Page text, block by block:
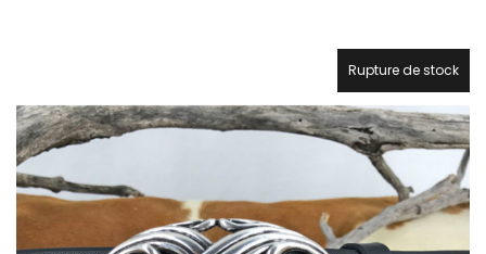
est :
95,00 €.
Rupture de stock